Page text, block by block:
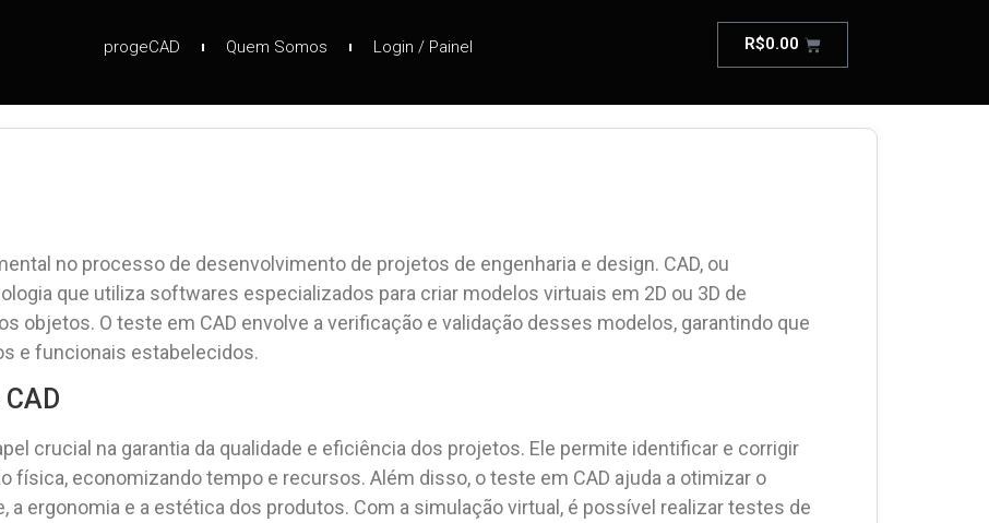
progeCAD Quem Somos Login / Painel R$0.00
no processo de desenvolvimento de projetos de engenharia e design. CAD, ou
que utiliza softwares especializados para criar modelos virtuais em 2D ou 3D de
objetos. O teste em CAD envolve a verificação e validação desses modelos, garantindo que
e funcionais estabelecidos.
crucial na garantia da qualidade e eficiência dos projetos. Ele permite identificar e corrigir
física, economizando tempo e recursos. Além disso, o teste em CAD ajuda a otimizar o
a ergonomia e a estética dos produtos. Com a simulação virtual, é possível realizar testes de